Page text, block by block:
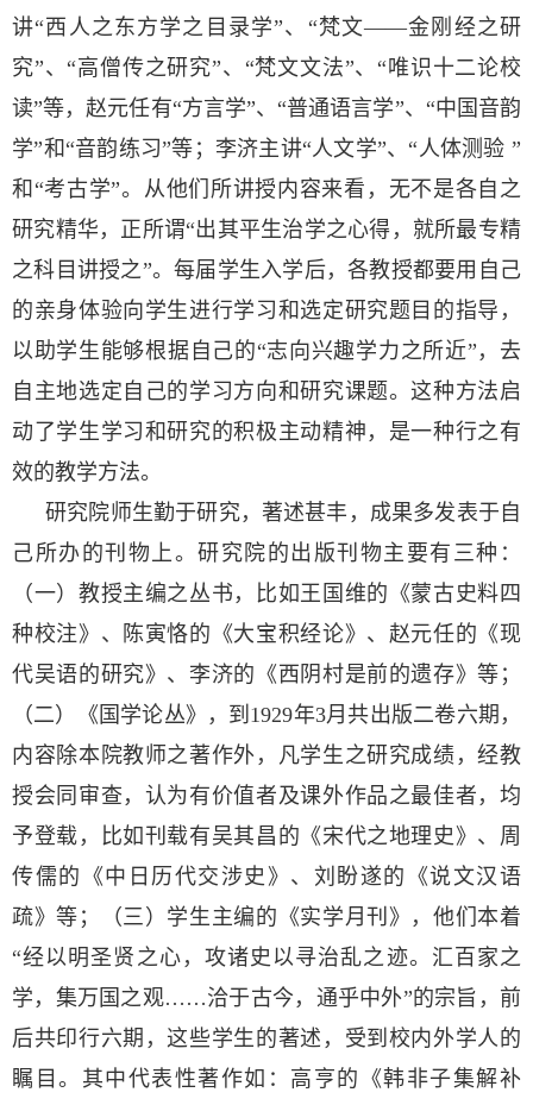
讲“西人之东方学之目录学”、“梵文——金刚经之研
究”、“高僧传之研究”、“梵文文法”、“唯识十二论校
读”等，赵元任有“方言学”、“普通语言学”、“中国音韵
学”和“音韵练习”等；李济主讲“人文学”、“人体测验 ”
和“考古学”。从他们所讲授内容来看，无不是各自之
研究精华，正所谓“出其平生治学之心得，就所最专精
之科目讲授之”。每届学生入学后，各教授都要用自己
的亲身体验向学生进行学习和选定研究题目的指导，
以助学生能够根据自己的“志向兴趣学力之所近”，去
自主地选定自己的学习方向和研究课题。这种方法启
动了学生学习和研究的积极主动精神，是一种行之有
效的教学方法。
研究院师生勤于研究，著述甚丰，成果多发表于自
己所办的刊物上。研究院的出版刊物主要有三种：
（一）教授主编之丛书，比如王国维的《蒙古史料四
种校注》、陈寅恪的《大宝积经论》、赵元任的《现
代吴语的研究》、李济的《西阴村是前的遗存》等；
（二）《国学论丛》，到1929年3月共出版二卷六期，
内容除本院教师之著作外，凡学生之研究成绩，经教
授会同审查，认为有价值者及课外作品之最佳者，均
予登载，比如刊载有吴其昌的《宋代之地理史》、周
传儒的《中日历代交涉史》、刘盼遂的《说文汉语
疏》等；（三）学生主编的《实学月刊》，他们本着
“经以明圣贤之心，攻诸史以寻治乱之迹。汇百家之
学，集万国之观……洽于古今，通乎中外”的宗旨，前
后共印行六期，这些学生的著述，受到校内外学人的
瞩目。其中代表性著作如：高亨的《韩非子集解补